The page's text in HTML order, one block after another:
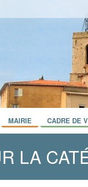
MAIRIE CADRE DE
LA